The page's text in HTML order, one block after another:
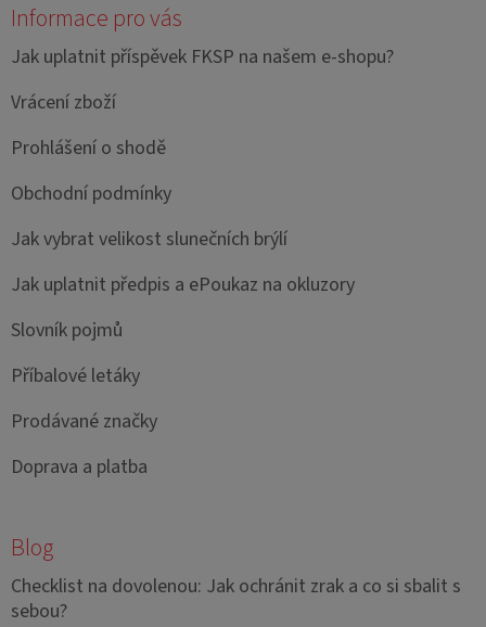
Informace pro vás
Jak uplatnit příspěvek FKSP na našem e-shopu?
Vrácení zboží
Prohlášení o shodě
Obchodní podmínky
Jak vybrat velikost slunečních brýlí
Jak uplatnit předpis a ePoukaz na okluzory
Slovník pojmů
Příbalové letáky
Prodávané značky
Doprava a platba
Blog
Checklist na dovolenou: Jak ochránit zrak a co si sbalit s
sebou?